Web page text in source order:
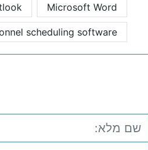
Microsoft Word
scheduling software